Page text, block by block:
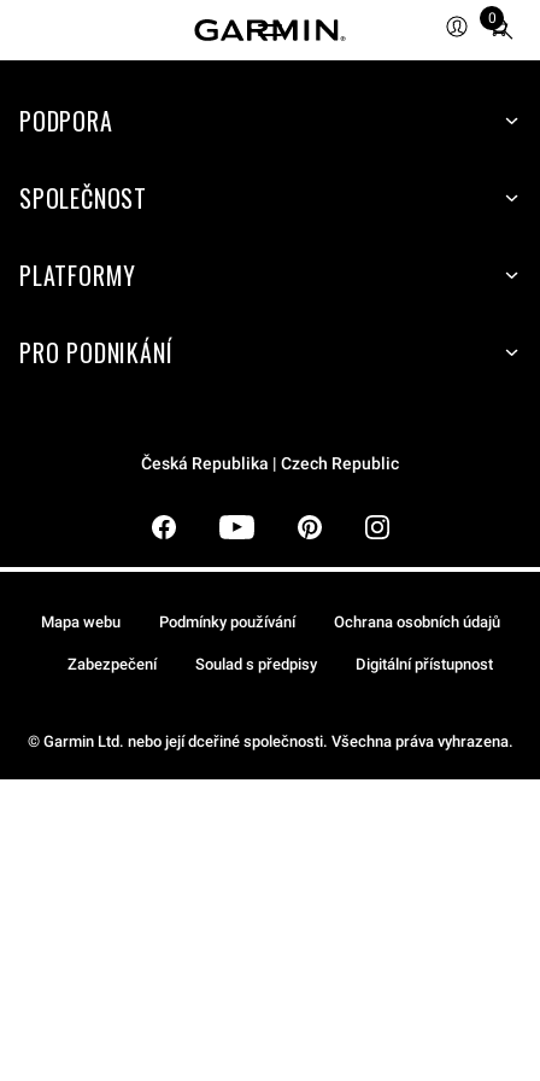
0
Total
items
cart:
PODPORA
SPOLEČNOST
PLATFORMY
PRO PODNIKÁNÍ
Česká Republika | Czech Republic
© Garmin Ltd. nebo její dceřiné společnosti. Všechna práva vyhrazena.
Mapa webu Podmínky používání Ochrana osobních údajů
Zabezpečení Soulad s předpisy Digitální přístupnost